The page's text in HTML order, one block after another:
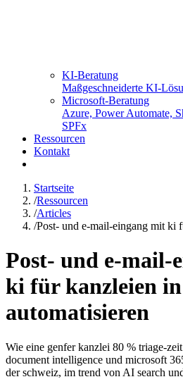
KI-Beratung
Maßgeschneiderte KI-
Microsoft-Beratung
Azure, Power Automate,
SPFx
Ressourcen
Kontakt
Startseite
/Ressourcen
/Articles
/Post- und e-mail-eingang mit
Post- und e-mail-
ki für kanzleien
automatisieren
Wie eine genfer kanzlei 80 % triage-
document intelligence und microsoft
der schweiz, im trend von AI search